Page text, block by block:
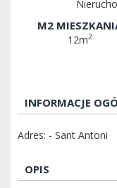
M2
12m2
INFORMACJE
Adres: - Sant Antoni
OPIS